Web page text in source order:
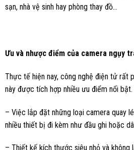
sạn, nhà vệ sinh hay phòng thay đồ…
Ưu và nhược điểm của camera ngụy
Thực tế hiện nay, công nghệ điện tử rất
này được tích hợp nhiều ưu điểm nổi bật.
– Việc lắp đặt những loại camera quay
nhiều thiết bị đi kèm như đầu ghi hoặc
– Thiết kế kích thước siêu nhỏ và không